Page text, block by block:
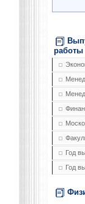
работы
Год
Год